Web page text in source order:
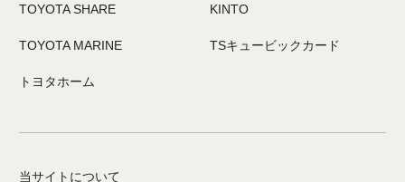
TOYOTA SHARE KINTO
TOYOTA MARINE TSキュービックカード
トヨタホーム
当サイトについて